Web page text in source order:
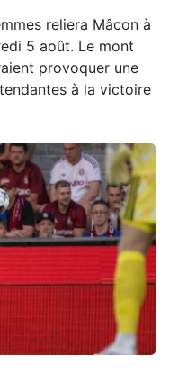
reliera Mâcon à
5 août. Le mont
provoquer une
à la victoire